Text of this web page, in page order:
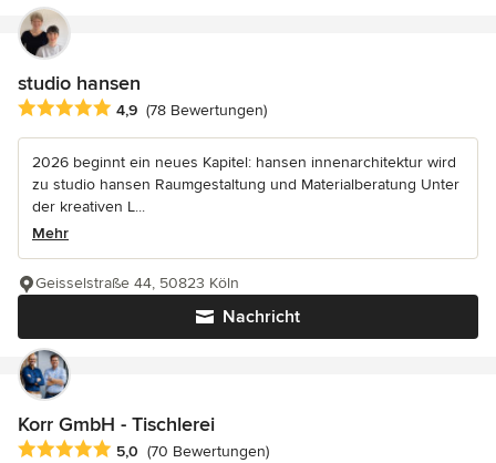
studio hansen
Durchschnittliche Bewertung: 4.9 von 5 Sternen
4,9 (78 Bewertungen)
2026 beginnt ein neues Kapitel: hansen innenarchitektur wird
zu studio hansen Raumgestaltung und Materialberatung Unter
der kreativen L...
Mehr
Nachricht
Geisselstraße 44, 50823 Köln
Korr GmbH - Tischlerei
Durchschnittliche Bewertung: 5 von 5 Sternen
5,0 (70 Bewertungen)